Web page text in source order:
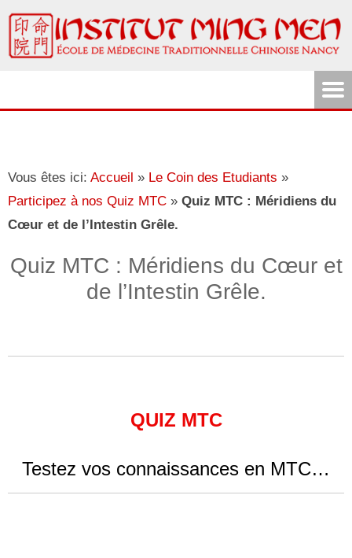
Vous êtes ici: Accueil » Le Coin des Etudiants »
Participez à nos Quiz MTC » Quiz MTC : Méridiens du
Cœur et de l’Intestin Grêle.
Quiz MTC : Méridiens du Cœur et
de l’Intestin Grêle.
QUIZ MTC
Testez vos connaissances en MTC…